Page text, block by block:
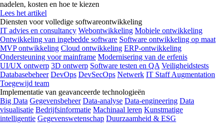
nadelen, kosten en hoe te kiezen
Lees het artikel
Diensten voor volledige softwareontwikkeling
IT advies en consultancy Webontwikkeling Mobiele ontwikkeling
Ontwikkeling van ingebedde software Software ontwikkeling op maat
MVP ontwikkeling Cloud ontwikkeling ERP-ontwikkeling
Ondersteuning voor mainframe Modernisering van de erfenis
UI/UX ontwerp 3D ontwerp Software testen en QA Veiligheidstests
Databasebeheer DevOps DevSecOps Netwerk IT Staff Augmentation
Toegewijd team
Implementatie van geavanceerde technologieën
Big Data Gegevensbeheer Data-analyse Data-engineering Data
visualisatie Bedrijfsinformatie Machinaal leren Kunstmatige
intelligentie Gegevenswetenschap Duurzaamheid & ESG